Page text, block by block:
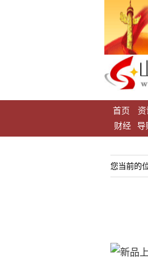
首页 资
财经
导
您当前的